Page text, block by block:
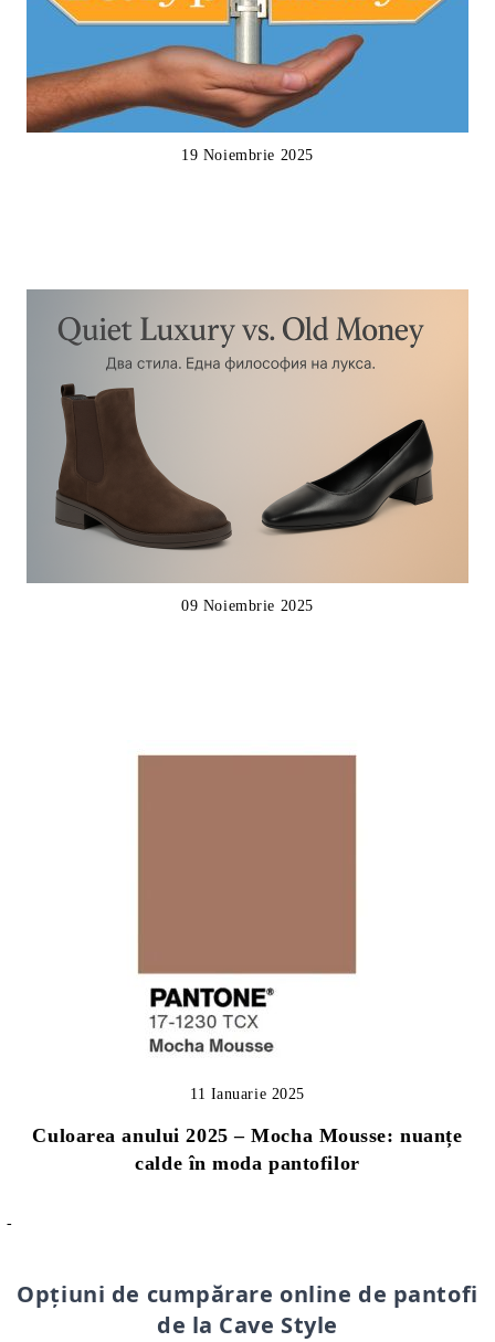
19 Noiembrie 2025
09 Noiembrie 2025
Culoarea anului 2025 – Mocha Mousse: nuanțe
calde în moda pantofilor
11 Ianuarie 2025
-
Opțiuni de cumpărare online de pantofi
de la Cave Style